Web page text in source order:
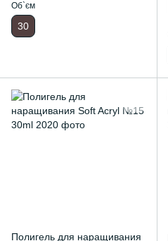
Об`єм
30
Полигель для наращивания